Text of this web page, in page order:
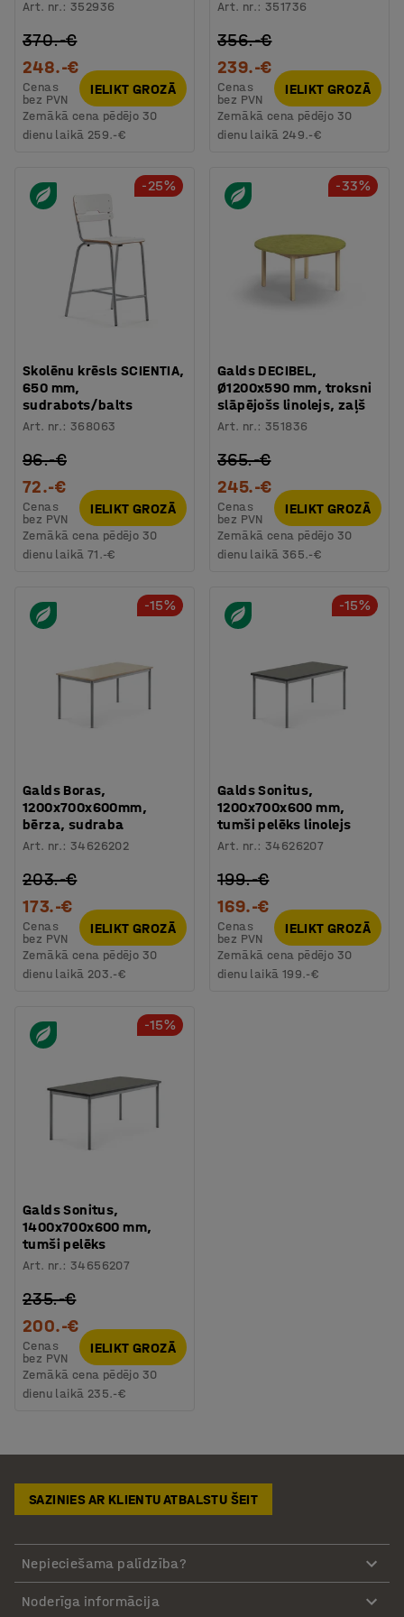
Art. nr.:352936
248.-€
370.-€
Cenas
bez PVN
IELIKT GROZĀ
Zemākā cena pēdējo 30
dienu laikā 259.-€
Art. nr.:351736
239.-€
356.-€
Cenas
bez PVN
IELIKT GROZĀ
Zemākā cena pēdējo 30
dienu laikā 249.-€
-25%
Skolēnu krēsls SCIENTIA,
650 mm,
sudrabots/balts
Art. nr.:368063
72.-€
96.-€
Cenas
bez PVN
IELIKT GROZĀ
Zemākā cena pēdējo 30
dienu laikā 71.-€
-33%
Galds DECIBEL,
Ø1200x590 mm, troksni
slāpējošs linolejs, zaļš
Art. nr.:351836
245.-€
365.-€
Cenas
bez PVN
IELIKT GROZĀ
Zemākā cena pēdējo 30
dienu laikā 365.-€
-15%
Galds Boras,
1200x700x600mm,
bērza, sudraba
Art. nr.:34626202
173.-€
203.-€
Cenas
bez PVN
IELIKT GROZĀ
Zemākā cena pēdējo 30
dienu laikā 203.-€
-15%
Galds Sonitus,
1200x700x600 mm,
tumši pelēks linolejs
Art. nr.:34626207
169.-€
199.-€
Cenas
bez PVN
IELIKT GROZĀ
Zemākā cena pēdējo 30
dienu laikā 199.-€
-15%
Galds Sonitus,
1400x700x600 mm,
tumši pelēks
Art. nr.:34656207
200.-€
235.-€
Cenas
bez PVN
IELIKT GROZĀ
Zemākā cena pēdējo 30
dienu laikā 235.-€
SAZINIES AR KLIENTU ATBALSTU ŠEIT
Nepieciešama palīdzība?
Noderīga informācija